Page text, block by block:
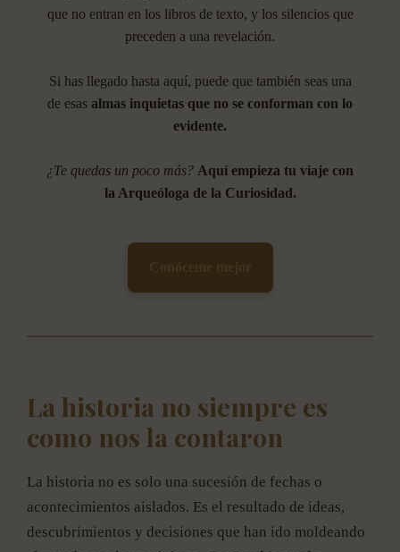
que no entran en los libros de texto, y los silencios que
preceden a una revelación.
Si has llegado hasta aquí, puede que también seas una
de esas almas inquietas que no se conforman con lo
evidente.
¿Te quedas un poco más? Aquí empieza tu viaje con
la Arqueóloga de la Curiosidad.
La historia no siempre es
como nos la contaron
La historia no es solo una sucesión de fechas o
acontecimientos aislados. Es el resultado de ideas,
descubrimientos y decisiones que han ido moldeando